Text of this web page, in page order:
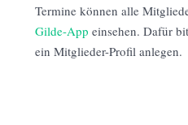
Termine können alle
Gilde-App einsehen. Dafür
ein Mitglieder-Profil anlegen.